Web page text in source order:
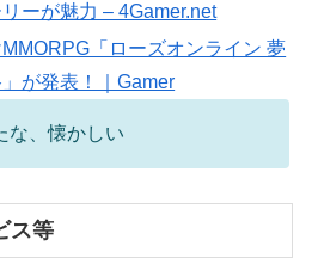
ーが魅力 – 4Gamer.net
「ローズオンライン 夢
が発表！｜Gamer
な、懐かしい
ス等